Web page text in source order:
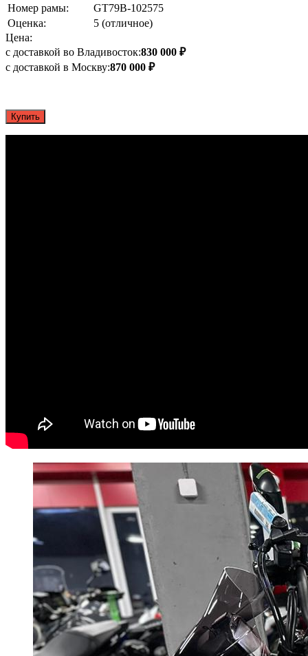
Номер рамы:
GT79B-102575
Оценка:
5 (отличное)
Цена:
с доставкой во Владивосток:830 000 ₽
с доставкой в Москву:870 000 ₽
Купить